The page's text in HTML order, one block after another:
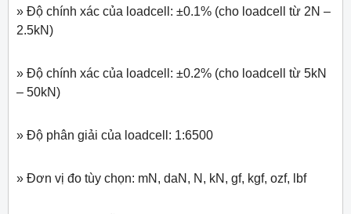
» Độ chính xác của loadcell: ±0.1% (cho loadcell từ 2N –
2.5kN)
» Độ chính xác của loadcell: ±0.2% (cho loadcell từ 5kN
– 50kN)
» Độ phân giải của loadcell: 1:6500
» Đơn vị đo tùy chọn: mN, daN, N, kN, gf, kgf, ozf, lbf